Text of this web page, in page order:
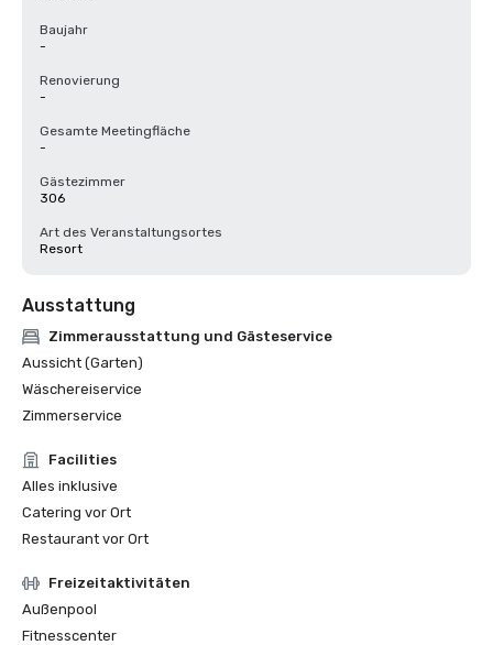
Baujahr
-
Renovierung
-
Gesamte Meetingfläche
-
Gästezimmer
306
Art des Veranstaltungsortes
Resort
Ausstattung
Zimmerausstattung und Gästeservice
Aussicht (Garten)
Wäschereiservice
Zimmerservice
Facilities
Alles inklusive
Catering vor Ort
Restaurant vor Ort
Freizeitaktivitäten
Außenpool
Fitnesscenter